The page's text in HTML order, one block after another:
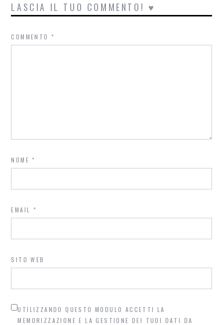
LASCIA IL TUO COMMENTO! ♥
COMMENTO*
NOME*
EMAIL *
SITO WEB
UTILIZZANDO QUESTO MODULO ACCETTI LA
MEMORIZZAZIONE E LA GESTIONE DEI TUOI DATI DA